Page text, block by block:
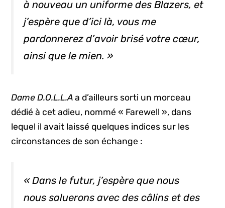
à nouveau un uniforme des Blazers, et
j’espère que d’ici là, vous me
pardonnerez d’avoir brisé votre cœur,
ainsi que le mien. »
Dame D.O.L.L.Aa d’ailleurs sorti un morceau
dédié à cet adieu, nommé « Farewell », dans
lequel il avait laissé quelques indices sur les
circonstances de son échange :
« Dans le futur, j’espère que nous
nous saluerons avec des câlins et des